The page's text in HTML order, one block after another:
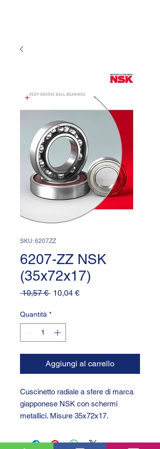
SKU: 6207ZZ
6207-ZZ NSK
(35x72x17)
10,57 € Prezzo
10,04 €Prezzo
Quantità *
Aggiungi al carrello
Cuscinetto radiale a sfere di marca
giapponese NSK con schermi
metallici. Misure 35x72x17.